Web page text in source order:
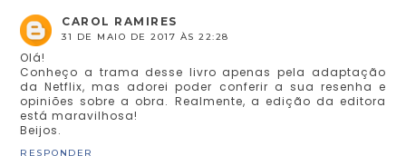
CAROL RAMIRES
31 DE MAIO DE 2017 ÀS 22:28
Olá!
Conheço a trama desse livro apenas pela adaptação
da Netflix, mas adorei poder conferir a sua resenha e
opiniões sobre a obra. Realmente, a edição da editora
está maravilhosa!
Beijos.
RESPONDER